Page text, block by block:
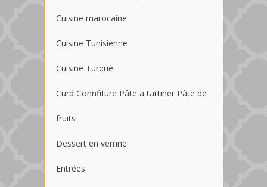
Cuisine marocaine
Cuisine Tunisienne
Cuisine Turque
Curd Connfiture Pâte a tartiner Pâte de
fruits
Dessert en verrine
Entrées